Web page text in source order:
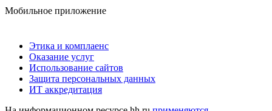
Мобильное приложение
Этика и комплаенс
Оказание услуг
Использование сайтов
Защита персональных данных
ИТ аккредитация